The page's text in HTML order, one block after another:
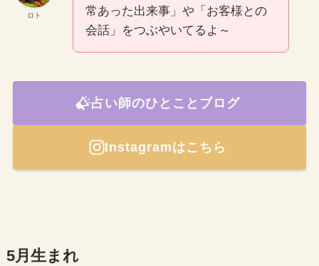
ロト
常あった出来事」や「お客様との
会話」をつぶやいてるよ～
占い師のひとことブログ
Instagramはこちら
5月生まれ